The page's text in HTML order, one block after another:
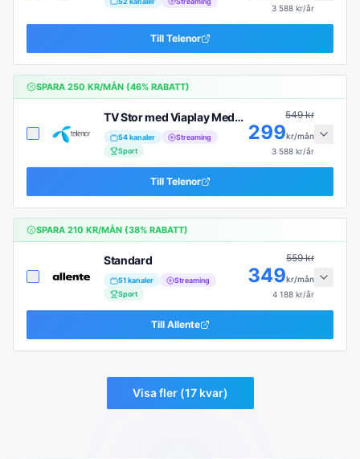
3 588 kr/år
Till Telenor
SPARA 250 KR/MÅN (46% RABATT)
TV Stor med Viaplay Medium
54kanaler
Streaming
Sport
549kr
299kr/mån
3 588 kr/år
Till Telenor
SPARA 210 KR/MÅN (38% RABATT)
Standard
51kanaler
Streaming
Sport
559kr
349kr/mån
4 188 kr/år
Till Allente
Visa fler (17kvar)